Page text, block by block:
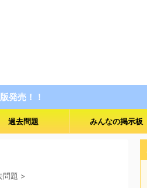
発売！！
過去問題 みんなの掲示板
問題 >